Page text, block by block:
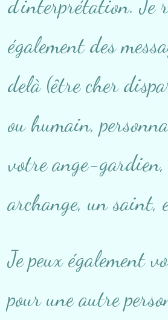
d'interprétation. Je
également des
delà (être cher
ou humain,
votre ange-
archange, un saint,
Je peux également
pour une autre